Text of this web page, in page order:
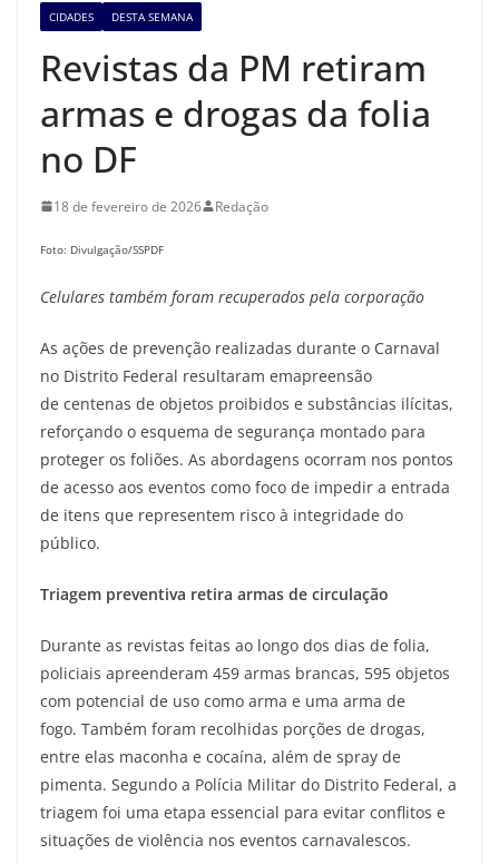
CIDADES DESTA SEMANA
Revistas da PM retiram
armas e drogas da folia
no DF
18 de fevereiro de 2026 Redação
Foto: Divulgação/SSPDF
Celulares também foram recuperados pela corporação
As ações de prevenção realizadas durante o Carnaval
no Distrito Federal resultaram emapreensão
de centenas de objetos proibidos e substâncias ilícitas,
reforçando o esquema de segurança montado para
proteger os foliões. As abordagens ocorram nos pontos
de acesso aos eventos como foco de impedir a entrada
de itens que representem risco à integridade do
público.
Triagem preventiva retira armas de circulação
Durante as revistas feitas ao longo dos dias de folia,
policiais apreenderam 459 armas brancas, 595 objetos
com potencial de uso como arma e uma arma de
fogo. Também foram recolhidas porções de drogas,
entre elas maconha e cocaína, além de spray de
pimenta. Segundo a Polícia Militar do Distrito Federal, a
triagem foi uma etapa essencial para evitar conflitos e
situações de violência nos eventos carnavalescos.